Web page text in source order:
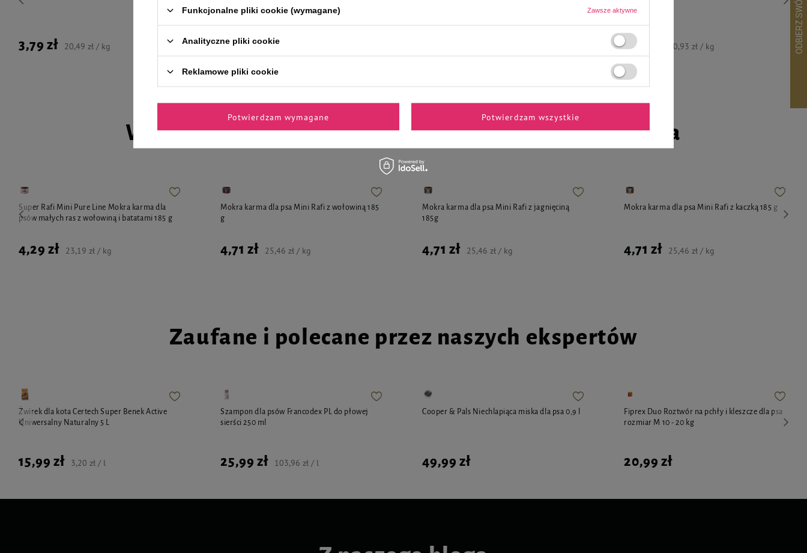
3,79 zł 20,49 zł / kg
LIMITOWANA
3,14 zł 20,93 zł / kg
Wybrane specjalnie dla Ciebie i Twojego czworonoga
Super Rafi Mini Pure Line Mokra karma dla
psów małych ras z wołowiną i batatami 185 g
4,29 zł 23,19 zł / kg
Mokra karma dla psa Mini Rafi z wołowiną 185
g
4,71 zł 25,46 zł / kg
Mokra karma dla psa Mini Rafi z jagnięciną
185g
4,71 zł 25,46 zł / kg
Mokra karma dla psa Mini Rafi z kaczką 185 g
4,71 zł 25,46 zł / kg
Zaufane i polecane przez naszych ekspertów
Żwirek dla kota Certech Super Benek Active
Uniwersalny Naturalny 5 L
15,99 zł 3,20 zł / l
Szampon dla psów Francodex PL do płowej
sierści 250 ml
25,99 zł 103,96 zł / l
Cooper & Pals Niechlapiąca miska dla psa 0,9 l
49,99 zł
Fiprex Duo Roztwór na pchły i kleszcze dla psa
rozmiar M 10 - 20 kg
20,99 zł
Funkcjonalne pliki cookie (wymagane) Zawsze aktywne
Analityczne pliki cookie
Reklamowe pliki cookie
Potwierdzam wymagane Potwierdzam wszystkie